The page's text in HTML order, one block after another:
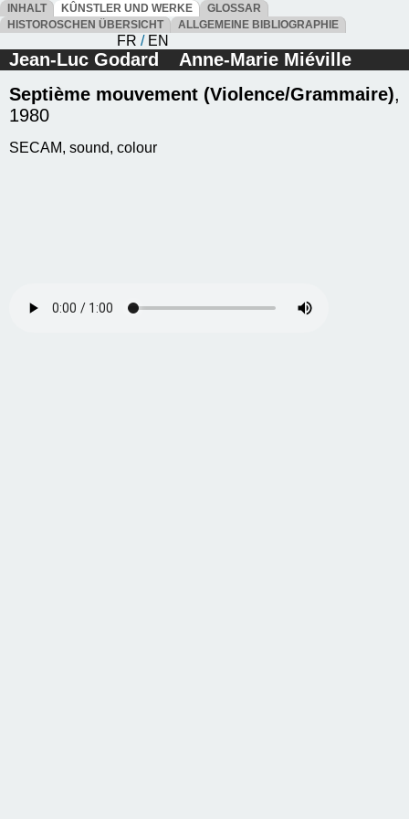
INHALT KÛNSTLER UND WERKE
GLOSSAR
HISTOROSCHEN ÜBERSICHT
ALLGEMEINE BIBLIOGRAPHIE
FR / EN
Jean-Luc Godard Anne-Marie Miéville